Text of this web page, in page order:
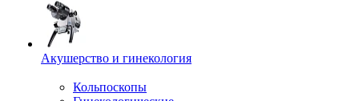
Акушерство и гинекология
Кольпоскопы